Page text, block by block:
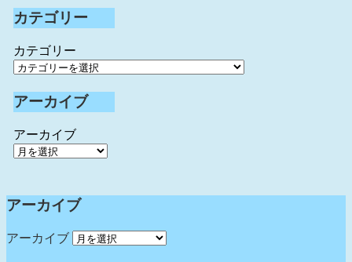
カテゴリー
カテゴリー
アーカイブ
アーカイブ
アーカイブ
アーカイブ